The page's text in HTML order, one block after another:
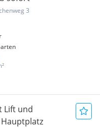
3
Lift und